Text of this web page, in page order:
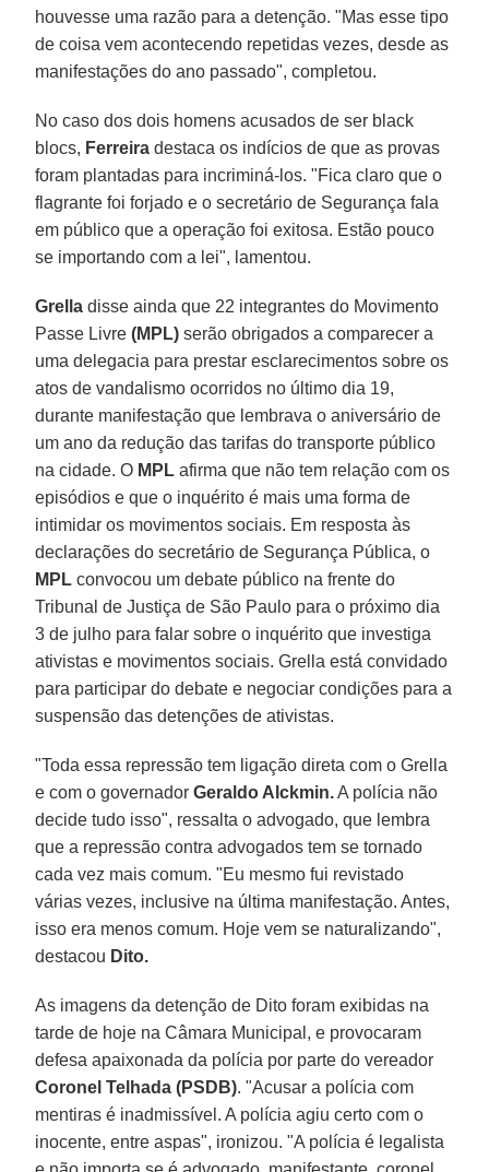
houvesse uma razão para a detenção. "Mas esse tipo
de coisa vem acontecendo repetidas vezes, desde as
manifestações do ano passado", completou.
No caso dos dois homens acusados de ser black
blocs, Ferreira destaca os indícios de que as provas
foram plantadas para incriminá-los. "Fica claro que o
flagrante foi forjado e o secretário de Segurança fala
em público que a operação foi exitosa. Estão pouco
se importando com a lei", lamentou.
Grella disse ainda que 22 integrantes do Movimento
Passe Livre(MPL) serão obrigados a comparecer a
uma delegacia para prestar esclarecimentos sobre os
atos de vandalismo ocorridos no último dia 19,
durante manifestação que lembrava o aniversário de
um ano da redução das tarifas do transporte público
na cidade. O MPL afirma que não tem relação com os
episódios e que o inquérito é mais uma forma de
intimidar os movimentos sociais. Em resposta às
declarações do secretário de Segurança Pública, o
MPL convocou um debate público na frente do
Tribunal de Justiça de São Paulo para o próximo dia
3 de julho para falar sobre o inquérito que investiga
ativistas e movimentos sociais. Grella está convidado
para participar do debate e negociar condições para a
suspensão das detenções de ativistas.
"Toda essa repressão tem ligação direta com o Grella
e com o governadorGeraldo Alckmin.A polícia não
decide tudo isso", ressalta o advogado, que lembra
que a repressão contra advogados tem se tornado
cada vez mais comum. "Eu mesmo fui revistado
várias vezes, inclusive na última manifestação. Antes,
isso era menos comum. Hoje vem se naturalizando",
destacou Dito.
As imagens da detenção de Dito foram exibidas na
tarde de hoje na Câmara Municipal, e provocaram
defesa apaixonada da polícia por parte do vereador
Coronel Telhada (PSDB). "Acusar a polícia com
mentiras é inadmissível. A polícia agiu certo com o
inocente, entre aspas", ironizou. "A polícia é legalista